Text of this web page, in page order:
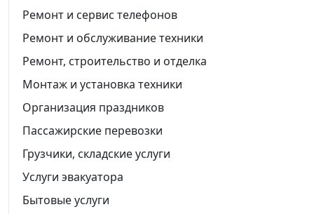
Ремонт и сервис телефонов
Ремонт и обслуживание техники
Ремонт, строительство и отделка
Монтаж и установка техники
Организация праздников
Пассажирские перевозки
Грузчики, складские услуги
Услуги эвакуатора
Бытовые услуги